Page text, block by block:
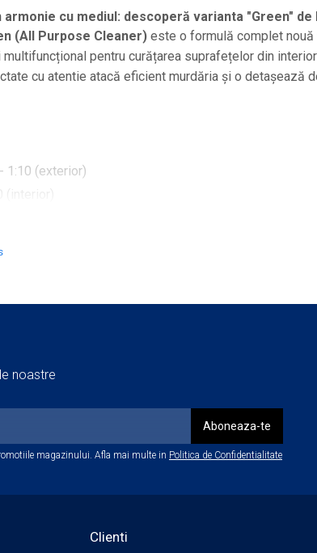
cu mediul: descoperă varianta "Green" de
(All Purpose Cleaner) este o formulă complet
pentru curățarea suprafețelor din
cu atentie atacă eficient murdăria și o detașează
1:10 (exterior)
50ml de produs la 1 L de apă
(exterior): 100 ml la 1 L de apă
pulverizator, utilizați o perie/pensulă dedicată pentru
de microfibră umezită și apoi cu lavetă uscată.
noastre
magazinului. Afla mai multe in Politica de Confidentialitate
Clienti